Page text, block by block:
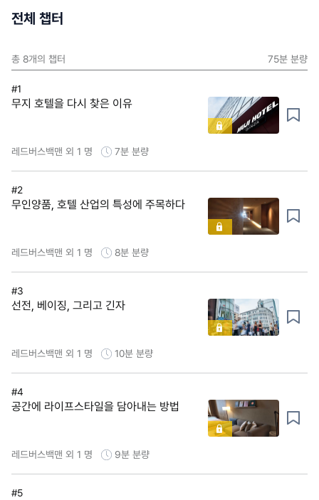
전체 챕터
총 8개의 챕터 75분 분량
#1
무지 호텔을 다시 찾은 이유
레드버스백맨 외 1 명 7분 분량
#2
무인양품, 호텔 산업의 특성에 주목하다
레드버스백맨 외 1 명 8분 분량
#3
선전, 베이징, 그리고 긴자
레드버스백맨 외 1 명 10분 분량
#4
공간에 라이프스타일을 담아내는 방법
레드버스백맨 외 1 명 9분 분량
#5